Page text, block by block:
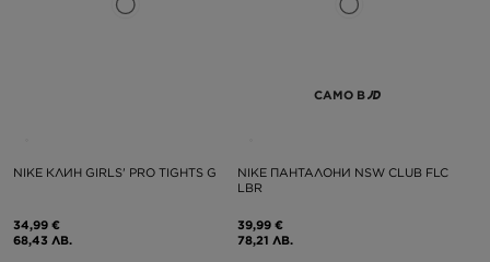
NIKE КЛИН GIRLS' PRO TIGHTS G
34,99 €
68,43 ЛВ.
САМО В
NIKE ПАНТАЛОНИ NSW CLUB FLC
LBR
39,99 €
78,21 ЛВ.